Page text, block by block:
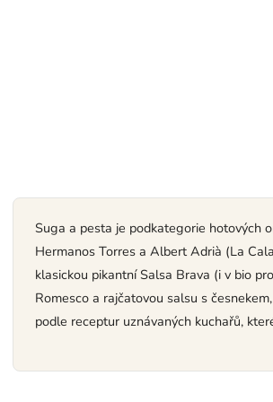
Suga a pesta je podkategorie hotových
Hermanos Torres a Albert Adrià (La
klasickou pikantní Salsa Brava (i v bio
Romesco a rajčatovou salsu s
podle receptur uznávaných kuchařů,